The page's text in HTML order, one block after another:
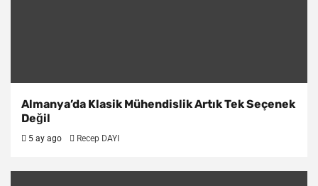
Almanya’da Klasik Mühendislik Artık Tek Seçenek
Değil
5 ay ago Recep DAYI